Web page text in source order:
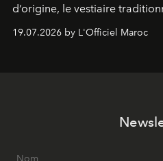
d’origine, le vestiaire
d’expérimentation. Avec Néo
révise les proportions et les
19.07.2026 by L'Officiel Maroc